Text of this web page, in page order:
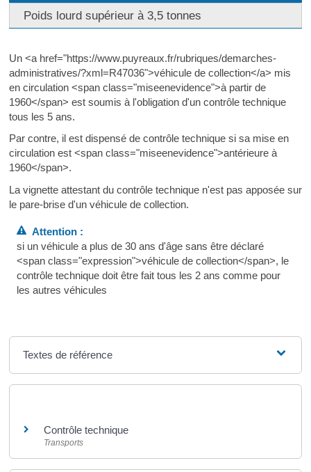
Poids lourd supérieur à 3,5 tonnes
Un <a href="https://www.puyreaux.fr/rubriques/demarches-
administratives/?xml=R47036">véhicule de collection</a> mis
en circulation <span class="miseenevidence">à partir de
1960</span> est soumis à l'obligation d'un contrôle technique
tous les 5 ans.
Par contre, il est dispensé de contrôle technique si sa mise en
circulation est <span class="miseenevidence">antérieure à
1960</span>.
La vignette attestant du contrôle technique n'est pas apposée sur
le pare-brise d'un véhicule de collection.
Attention :
si un véhicule a plus de 30 ans d'âge sans être déclaré
<span class="expression">véhicule de collection</span>, le
contrôle technique doit être fait tous les 2 ans comme pour
les autres véhicules
Textes de référence
Contrôle technique
Transports